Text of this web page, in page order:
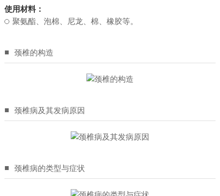
系
们
使用材料：
聚氨酯、泡棉、尼龙、棉、橡胶等。
■ 颈椎的构造
■ 颈椎病及其发病原因
■ 颈椎病的类型与症状